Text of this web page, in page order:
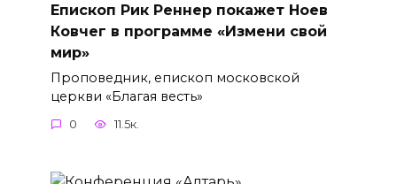
Епископ Рик Реннер покажет Ноев
Ковчег в программе «Измени свой
мир»
Проповедник, епископ московской
церкви «Благая весть»
0 11.5к.